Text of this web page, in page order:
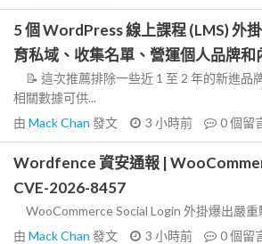
5 個 WordPress 線上課程 (LMS) 外
育私域、收集名單、營運個人品牌和
📝 這次推薦排除一些近 1 至 2 年的新進品
相關數據可供...
由 Mack Chan 發文 3 小時前 0個留
Wordfence 資安通報 |
CVE-2026-8457
WooCommerce Social Login 外掛爆出嚴重
由 Mack Chan 發文 3 小時前 0個留